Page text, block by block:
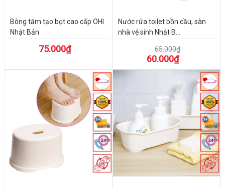
Bông tắm tạo bọt cao cấp OHI
Nhật Bản
75.000₫
Nước rửa toilet bồn cầu, sàn
nhà vệ sinh Nhật B...
65.000₫
60.000₫